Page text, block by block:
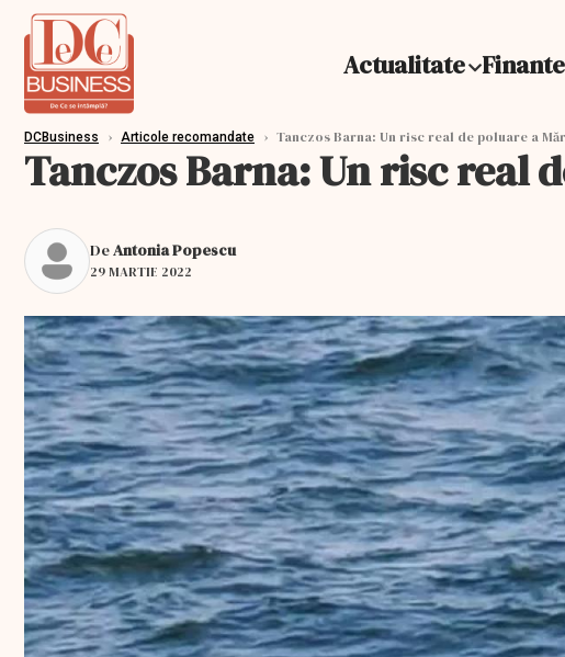
Actualitate Finante
DCBusiness › Articole recomandate › Tanczos Barna: Un risc real de poluare a
Tanczos Barna: Un risc real
DeAntonia Popescu
29 MARTIE 2022